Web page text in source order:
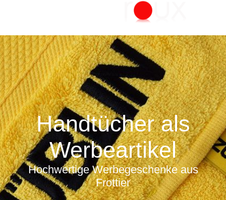
Handtücher als
Werbeartikel
Hochwertige Werbegeschenke aus
Frottier